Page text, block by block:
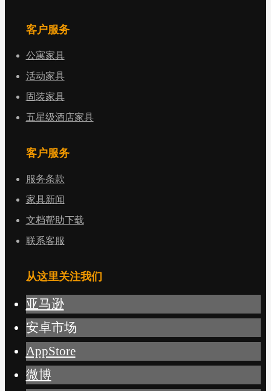
客户服务
公寓家具
活动家具
固装家具
五星级酒店家具
客户服务
服务条款
家具新闻
文档帮助下载
联系客服
从这里关注我们
亚马逊
安卓市场
AppStore
微博